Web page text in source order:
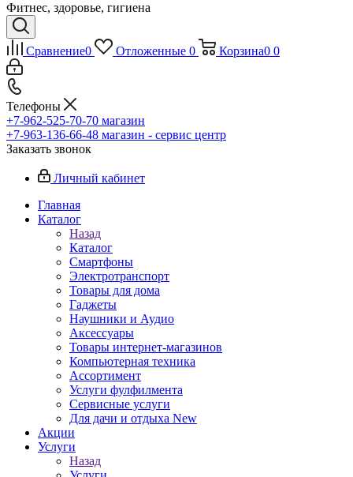
Фитнес, здоровье, гигиена
Сравнение0 Отложенные 0 Корзина0 0
Телефоны
+7-962-525-70-70 магазин
+7-963-136-66-48 магазин - сервис центр
Заказать звонок
Личный кабинет
Главная
Каталог
Назад
Каталог
Смартфоны
Электротранспорт
Товары для дома
Гаджеты
Наушники и Аудио
Аксессуары
Товары интернет-магазинов
Компьютерная техника
Ассортимент
Услуги фулфилмента
Сервисные услуги
Для дачи и отдыха New
Акции
Услуги
Назад